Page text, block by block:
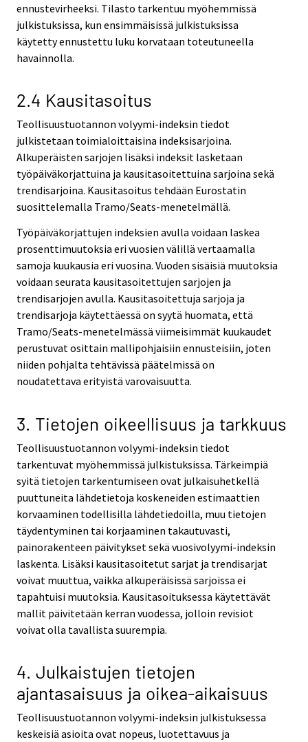
ennustevirheeksi. Tilasto tarkentuu myöhemmissä
julkistuksissa, kun ensimmäisissä julkistuksissa
käytetty ennustettu luku korvataan toteutuneella
havainnolla.
2.4 Kausitasoitus
Teollisuustuotannon volyymi-indeksin tiedot
julkistetaan toimialoittaisina indeksisarjoina.
Alkuperäisten sarjojen lisäksi indeksit lasketaan
työpäiväkorjattuina ja kausitasoitettuina sarjoina sekä
trendisarjoina. Kausitasoitus tehdään Eurostatin
suosittelemalla Tramo/Seats-menetelmällä.
Työpäiväkorjattujen indeksien avulla voidaan laskea
prosenttimuutoksia eri vuosien välillä vertaamalla
samoja kuukausia eri vuosina. Vuoden sisäisiä muutoksia
voidaan seurata kausitasoitettujen sarjojen ja
trendisarjojen avulla. Kausitasoitettuja sarjoja ja
trendisarjoja käytettäessä on syytä huomata, että
Tramo/Seats-menetelmässä viimeisimmät kuukaudet
perustuvat osittain mallipohjaisiin ennusteisiin, joten
niiden pohjalta tehtävissä päätelmissä on
noudatettava erityistä varovaisuutta.
3. Tietojen oikeellisuus ja tarkkuus
Teollisuustuotannon volyymi-indeksin tiedot
tarkentuvat myöhemmissä julkistuksissa. Tärkeimpiä
syitä tietojen tarkentumiseen ovat julkaisuhetkellä
puuttuneita lähdetietoja koskeneiden estimaattien
korvaaminen todellisilla lähdetiedoilla, muu tietojen
täydentyminen tai korjaaminen takautuvasti,
painorakenteen päivitykset sekä vuosivolyymi-indeksin
laskenta. Lisäksi kausitasoitetut sarjat ja trendisarjat
voivat muuttua, vaikka alkuperäisissä sarjoissa ei
tapahtuisi muutoksia. Kausitasoituksessa käytettävät
mallit päivitetään kerran vuodessa, jolloin revisiot
voivat olla tavallista suurempia.
4. Julkaistujen tietojen
ajantasaisuus ja oikea-aikaisuus
Teollisuustuotannon volyymi-indeksin julkistuksessa
keskeisiä asioita ovat nopeus, luotettavuus ja